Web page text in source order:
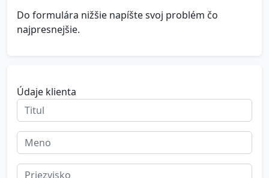
Do formulára nižšie napíšte svoj problém čo
najpresnejšie.
Údaje klienta